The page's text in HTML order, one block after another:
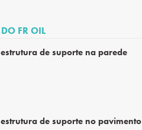
FR OIL
de suporte na parede
de suporte no pavimento